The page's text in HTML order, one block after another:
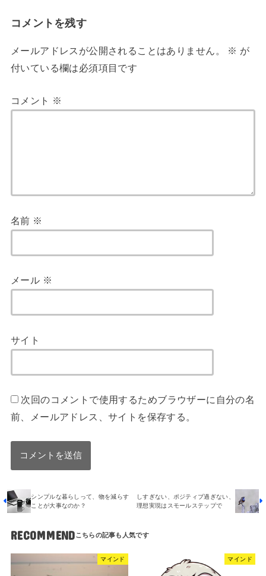
コメントを残す
メールアドレスが公開されることはありません。 ※ が
付いている欄は必須項目です
コメント ※
名前 ※
メール ※
サイト
次回のコメントで使用するためブラウザーに自分の名
前、メールアドレス、サイトを保存する。
シンプルな暮らしって、物を減らす
ことが大事なのか？
しすぎない、ポジティブ過ぎない、
理想実現はスモールステップで
RECOMMEND
マインド マインド